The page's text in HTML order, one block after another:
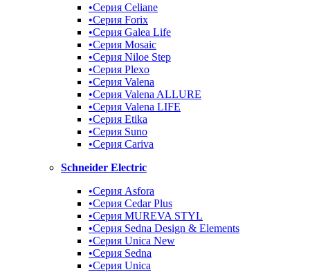
•Серия Celiane
•Серия Forix
•Серия Galea Life
•Серия Mosaic
•Серия Niloe Step
•Серия Plexo
•Серия Valena
•Серия Valena ALLURE
•Серия Valena LIFE
•Серия Etika
•Серия Suno
•Серия Cariva
Schneider Electric
•Серия Asfora
•Серия Cedar Plus
•Серия MUREVA STYL
•Серия Sedna Design & Elements
•Серия Unica New
•Серия Sedna
•Серия Unica